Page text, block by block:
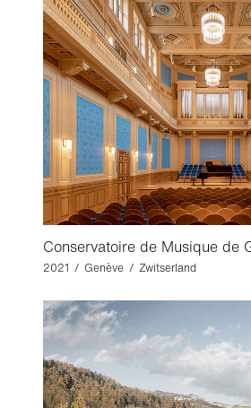
Conservatoire de Musique de
2021 / Genève / Zwitserland